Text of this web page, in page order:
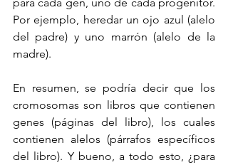
Por ejemplo, heredar un ojo azul (alelo
del padre) y uno marrón (alelo de la
madre).
En resumen, se podría decir que los
cromosomas son libros que contienen
genes (páginas del libro), los cuales
contienen alelos (párrafos específicos
del libro). Y bueno, a todo esto, ¿para